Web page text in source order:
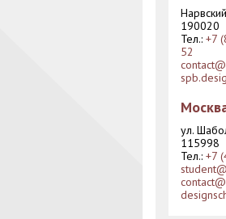
190020
Тел.: +7
52
ул.
115998
Тел.: +7